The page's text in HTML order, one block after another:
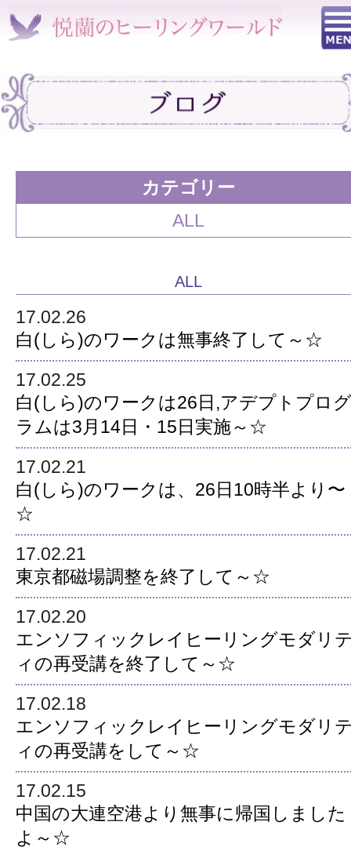
カテゴリー
ALL
ALL
17.02.26
白(しら)のワークは無事終了して～☆
17.02.25
白(しら)のワークは26日,アデプトプログ
ラムは3月14日・15日実施～☆
17.02.21
白(しら)のワークは、26日10時半より〜
☆
17.02.21
東京都磁場調整を終了して～☆
17.02.20
エンソフィックレイヒーリングモダリ
ィの再受講を終了して～☆
17.02.18
エンソフィックレイヒーリングモダリ
ィの再受講をして～☆
17.02.15
中国の大連空港より無事に帰国しました
よ～☆